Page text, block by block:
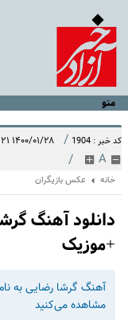
منو
کد خبر : 1904 / ۱۴۰۰/۰۱/۲۸ ۱۳:۲۴:۲۱
A
/
خانه عکس بازیگران
دانلود آهنگ
+موزیک
آهنگ گرشا رضایی به
مشاهده می‌کنید